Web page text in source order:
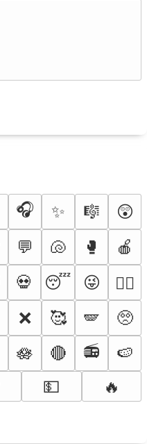
🎧 ✨ 🎼
😲
💬 🐚 🥊
🍎
💀 😴 😜
❤️‍🔥
❌ 🥰 🪽
🥺
🪷 🔴 📻
🍉
💵 🔥